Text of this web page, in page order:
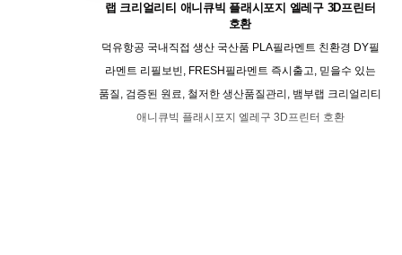
랩 크리얼리티 애니큐빅 플래시포지 엘레구 3D프린터
호환
덕유항공 국내직접 생산 국산품 PLA필라멘트 친환경 DY필
라멘트 리필보빈, FRESH필라멘트 즉시출고, 믿을수 있는
품질, 검증된 원료, 철저한 생산품질관리, 뱀부랩 크리얼리티
애니큐빅 플래시포지 엘레구 3D프린터 호환